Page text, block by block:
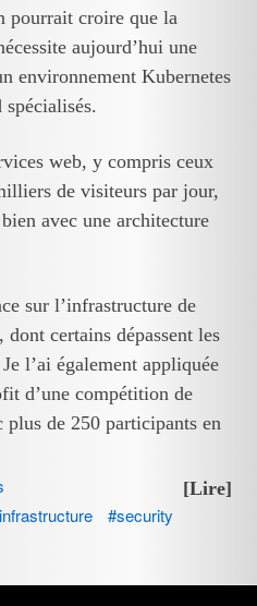
pourrait croire que la
aujourd’hui une
environnement Kubernetes
web, y compris ceux
de visiteurs par jour,
avec une architecture
sur l’infrastructure de
certains dépassent les
l’ai également appliquée
d’une compétition de
de 250 participants en
[Lire]
infrastructure security